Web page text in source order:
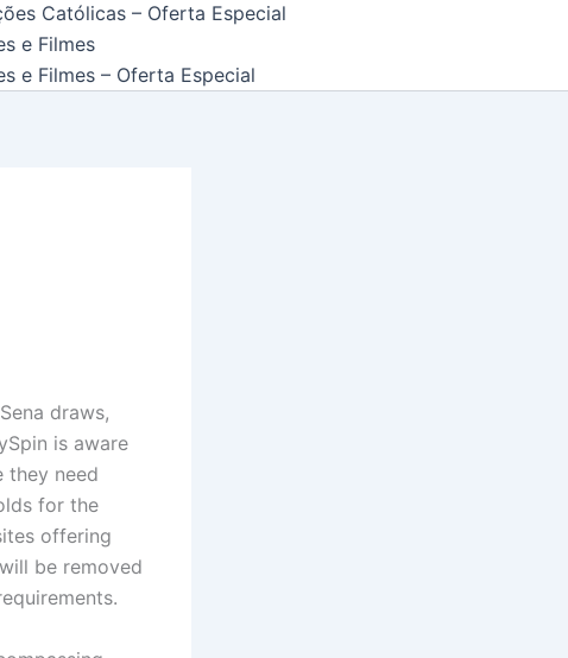
Católicas – Oferta Especial
e Filmes
e Filmes – Oferta Especial
draws,
is aware
they need
for the
offering
be removed